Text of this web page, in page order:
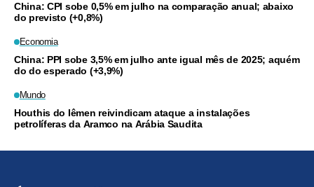
China: CPI sobe 0,5% em julho na comparação anual; abaixo
do previsto (+0,8%)
Economia
China: PPI sobe 3,5% em julho ante igual mês de 2025; aquém
do do esperado (+3,9%)
Mundo
Houthis do Iêmen reivindicam ataque a instalações
petrolíferas da Aramco na Arábia Saudita